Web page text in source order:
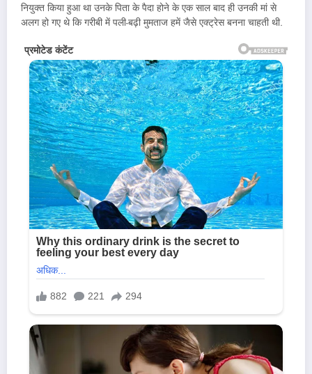
नियुक्त किया हुआ था उनके पिता के पैदा होने के एक साल बाद ही उनकी मां से
अलग हो गए थे कि गरीबी में पली-बढ़ी मुमताज हमें जैसे एक्ट्रेस बनना चाहती थी.